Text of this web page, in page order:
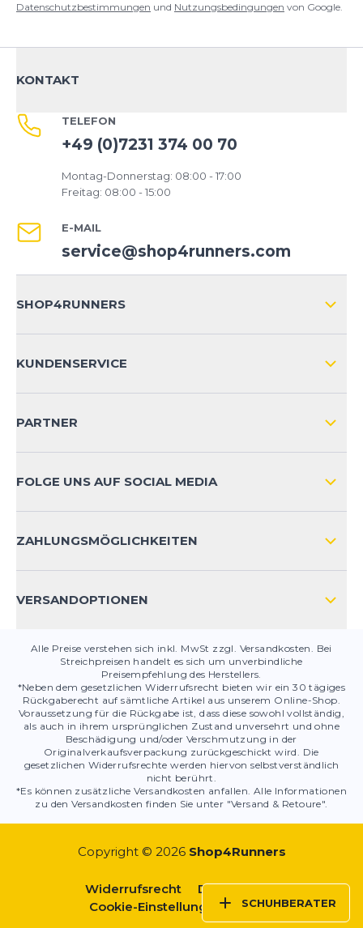
Datenschutzbestimmungen und Nutzungsbedingungen von Google.
KONTAKT
TELEFON
+49 (0)7231 374 00 70
Montag-Donnerstag: 08:00 - 17:00
Freitag: 08:00 - 15:00
E-MAIL
service@shop4runners.com
SHOP4RUNNERS
KUNDENSERVICE
KONTAKT
PRODUKTSICHERHEIT
PARTNER
FOLGE UNS AUF SOCIAL MEDIA
ZAHLUNGSMÖGLICHKEITEN
VERSANDOPTIONEN
Alle Preise verstehen sich inkl. MwSt zzgl. Versandkosten. Bei
Streichpreisen handelt es sich um unverbindliche
Preisempfehlung des Herstellers.
*Neben dem gesetzlichen Widerrufsrecht bieten wir ein 30 tägiges
Rückgaberecht auf sämtliche Artikel aus unserem Online-Shop.
Voraussetzung für die Rückgabe ist, dass diese sowohl vollständig,
als auch in ihrem ursprünglichen Zustand unversehrt und ohne
Beschädigung und/oder Verschmutzung in der
Originalverkaufsverpackung zurückgeschickt wird. Die
gesetzlichen Widerrufsrechte werden hiervon selbstverständlich
nicht berührt.
*Es können zusätzliche Versandkosten anfallen. Alle Informationen
zu den Versandkosten finden Sie unter "Versand & Retoure".
Copyright © 2026 Shop4Runners
Widerrufsrecht
Datenschutz
Cookie-Einstellungen
AGBs
SCHUHBERATER